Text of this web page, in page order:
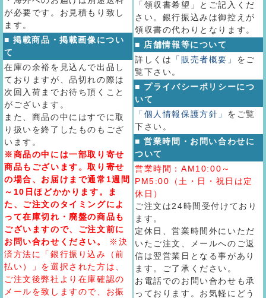
が必要です。お見積もり致し
ます。
■ 掲載商品・掲載画像につい
て
在庫の余裕を見込んで出品し
ておりますが、品切れの際は
次回入荷までお待ち頂くこと
がございます。
また、商品の中にはすでに取
り扱いを終了したものもござ
います。
※商品の中には一部取り寄せ
商品もございます。取り寄せ
の場合、お届けまで通常1週間
～10日ほどかかります。ま
た、ご注文のタイミングによ
って在庫切れ・廃盤の商品も
ございますので、ご注文前に
お問い合わせください。
※決
済方法に「銀行振り込み（前
払い）」を選択された方は、
ご注文後弊社より在庫確認の
メールを致しますので、お振
「領収書希望」とご記入くだ
さい。銀行振込みは御控えが
領収書の代わりとなります。
■ 店舗情報等について
詳しくは
「販売者概要」 をご
覧下さい。
■ プライバシーポリシーにつ
いて
「個人情報保護方針」 をご覧
下さい。
■ 営業時間・お問い合わせに
ついて
営業時間：AM10:00～
PM5:00（土・日・祝日は定
休日）
ご注文は24時間受付けており
ます。
定休日、営業時間外にいただ
いたご注文、メールへのご返
信は翌営業日となる事があり
ます。ご了承ください。
お電話でのお問い合わせも承
っております。お気軽にどう